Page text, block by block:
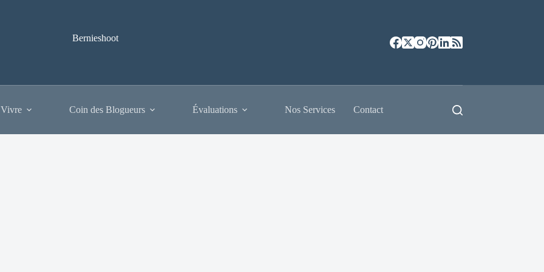
Bernieshoot
Coin des Blogueurs Évaluations Nos Services Contact